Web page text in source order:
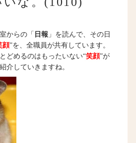
からの「 日報 」を読んで、その日
顔”を、全職員が共有しています。
どめるのはもったいない“笑顔”が
介していきますね。